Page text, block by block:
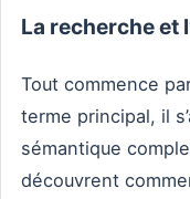
La recherche et
Tout commence
terme principal, il
sémantique
découvrent